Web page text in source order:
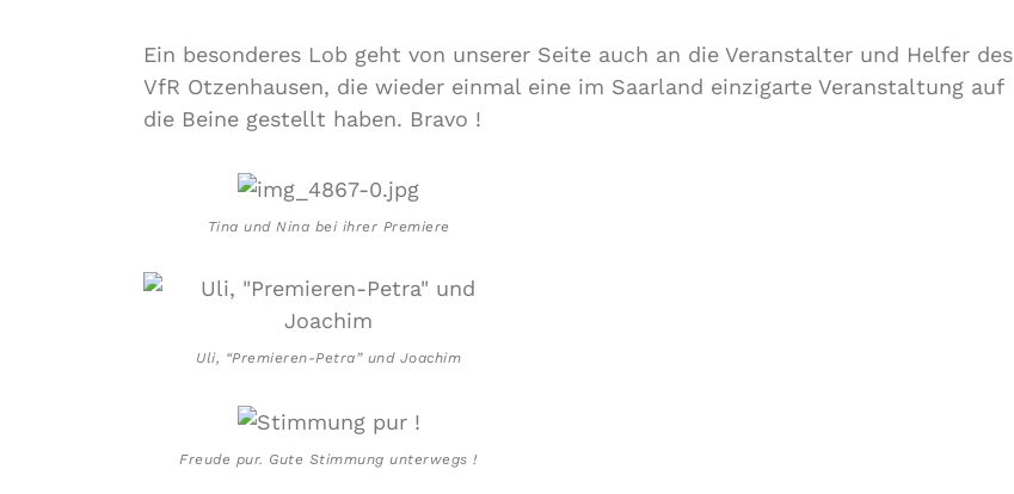
Ein besonderes Lob geht von unserer Seite auch an die Veranstalter und Helfer des
VfR Otzenhausen, die wieder einmal eine im Saarland einzigarte Veranstaltung auf
die Beine gestellt haben. Bravo !
Tina und Nina bei ihrer Premiere
Uli, “Premieren-Petra” und Joachim
Freude pur. Gute Stimmung unterwegs !